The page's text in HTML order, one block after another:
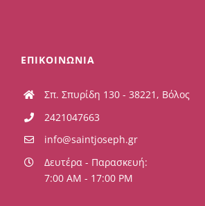
ΕΠΙΚΟΙΝΩΝΙΑ
Σπ. Σπυρίδη 130 - 38221, Βόλος
2421047663
info@saintjoseph.gr
Δευτέρα - Παρασκευή:
7:00 AM - 17:00 PM